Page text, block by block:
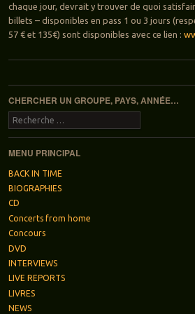
chaque jour, devrait y trouver de quoi
billets – disponibles en pass 1 ou 3 jours
57 € et 135€) sont disponibles avec ce lien :
Navigation des articles
CHERCHER UN GROUPE, PAYS, ANNÉE…
Recherche
MENU PRINCIPAL
BACK IN TIME
BIOGRAPHIES
CD
Concerts from home
Concours
DVD
INTERVIEWS
LIVE REPORTS
LIVRES
NEWS